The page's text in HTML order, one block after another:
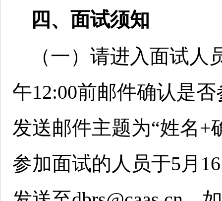
四、面试须知
（一）请进入面试人
午12:00前邮件确认是否
发送邮件主题为“姓名+
参加面试的人员于5月